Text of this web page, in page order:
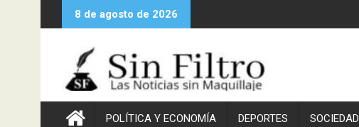
al
8 de agosto de 2026
POLÍTICA Y ECONOMÍA DEPORTES SOCIEDAD